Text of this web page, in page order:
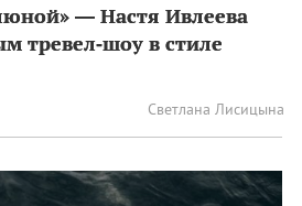
— Настя Ивлеева
тревел‑шоу в стиле
Светлана Лисицына